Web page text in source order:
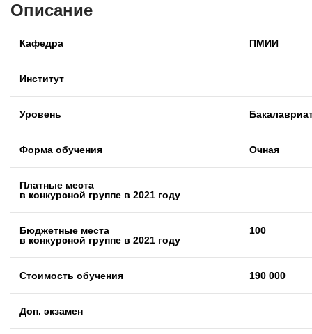
Описание
Кафедра ПМИИ
Институт
Уровень
Форма обучения Очная
Платные места
в конкурсной группе в 2021 году
Бюджетные места
в конкурсной группе в 2021 году
100
Стоимость обучения 190 000
Доп. экзамен